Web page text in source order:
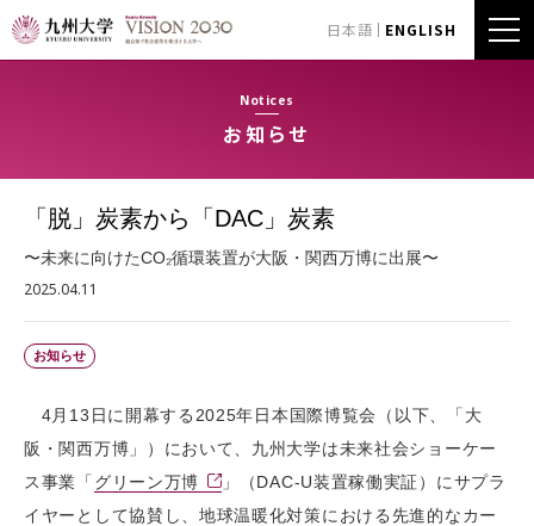
日本語 ENGLISH
Notices
お知らせ
「脱」炭素から「DAC」炭素
〜未来に向けたCO₂循環装置が大阪・関西万博に出展〜
2025.04.11
お知らせ
4月13日に開幕する2025年日本国際博覧会（以下、「大
阪・関西万博」）において、九州大学は未来社会ショーケー
ス事業「 グリーン万博
」（DAC-U装置稼働実証）にサプラ
イヤーとして協賛し、地球温暖化対策における先進的なカー